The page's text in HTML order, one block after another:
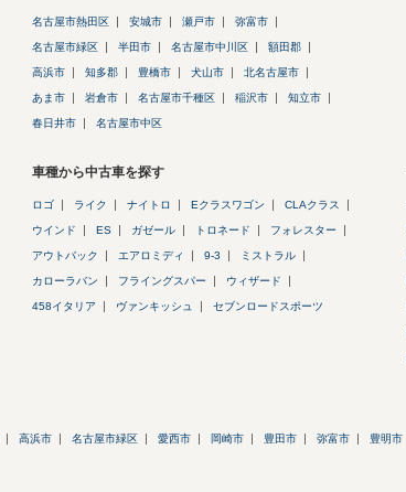
名古屋市熱田区 安城市 瀬戸市 弥富市
名古屋市緑区 半田市 名古屋市中川区 額田郡
高浜市 知多郡 豊橋市 犬山市 北名古屋市
あま市 岩倉市 名古屋市千種区 稲沢市 知立市
春日井市 名古屋市中区
車種から中古車を探す
ロゴ ライク ナイトロ Eクラスワゴン CLAクラス
ウインド ES ガゼール トロネード フォレスター
アウトバック エアロミディ 9-3 ミストラル
カローラバン フライングスパー ウィザード
458イタリア ヴァンキッシュ セブンロードスポーツ
高浜市 名古屋市緑区 愛西市 岡崎市 豊田市 弥富市 豊明市